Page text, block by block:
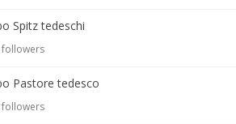
Spitz tedeschi
Pastore tedesco